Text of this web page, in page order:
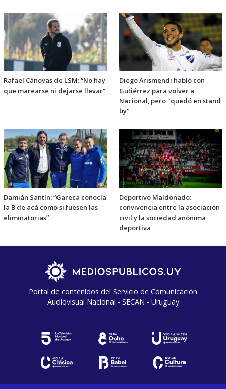
Rafael Cánovas de LSM: “No hay
que marearse ni dejarse llevar”
Diego Arismendi habló con
Gutiérrez para volver a
Nacional, pero "quedó en stand
by"
Damián Santín: “Gareca conocía
la B de acá como si fuesen las
eliminatorias”
Deportivo Maldonado:
convivencia entre la asociación
civil y la sociedad anónima
deportiva
Portal de contenidos del Servicio de Comunicación
Audiovisual Nacional - SECAN - Uruguay